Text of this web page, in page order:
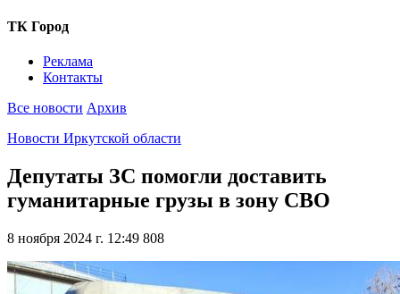
ТК Город
Реклама
Контакты
Все новости Архив
Новости Иркутской области
Депутаты ЗС помогли доставить
гуманитарные грузы в зону СВО
8 ноября 2024 г. 12:49 808